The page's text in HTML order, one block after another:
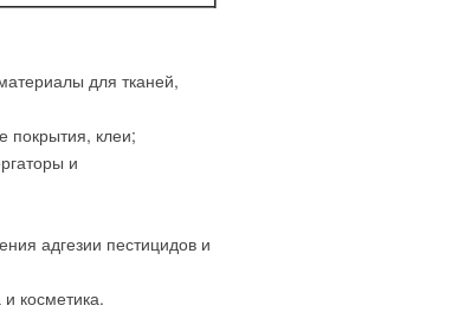
для тканей,
покрытия, клеи;
и
адгезии пестицидов и
косметика.